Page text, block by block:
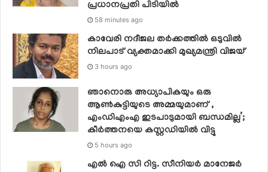
പ്രധാനപ്രതി പിടിയിൽ
58 minutes ago
കാവേരി നദീജല തര്‍ക്കത്തില്‍ ഒടുവില്‍
നിലപാട് വ്യക്തമാക്കി മുഖ്യമന്ത്രി വിജയ്
3 hours ago
ഞാനൊരു അധ്യാപികയും ഒരു
ആണ്‍കുട്ടിയുടെ അമ്മയുമാണ് ,
എംഡിഎംഎ ഇടപാടുമായി ബന്ധമില്ല’;
കീര്‍ത്തനയെ കസ്റ്റഡിയില്‍ വിട്ടു
5 hours ago
എൽ ഐ സി റിട്ട. സീനിയർ മാനേജർ